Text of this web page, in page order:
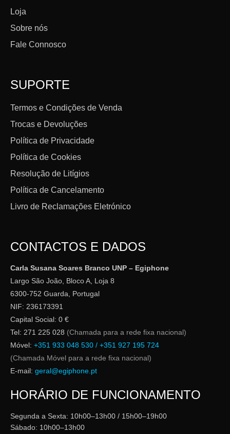
Loja
Sobre nós
Fale Connosco
SUPORTE
Termos e Condições de Venda
Trocas e Devoluções
Política de Privacidade
Política de Cookies
Resolução de Litígios
Política de Cancelamento
Livro de Reclamações Eletrónico
CONTACTOS E DADOS
Carla Susana Soares Branco UNP – Egiphone
Largo São João, Bloco A, Loja 8
6300-752 Guarda, Portugal
NIF: 236173391
Capital Social: 0 €
Tel: 271 225 028 (Chamada para a rede fixa nacional)
Móvel: +351 933 048 530 / +351 927 195 724
(Chamada Móvel para a rede fixa nacional)
E-mail: geral@egiphone.pt
HORÁRIO DE FUNCIONAMENTO
Segunda a Sexta: 10h00–13h00 / 15h00–19h00
Sábado: 10h00–13h00